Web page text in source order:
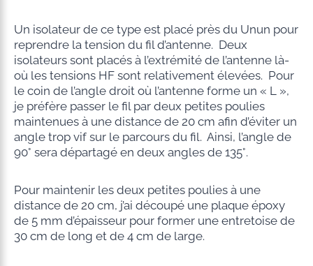
Un isolateur de ce type est placé près du Unun pour
reprendre la tension du fil d’antenne. Deux
isolateurs sont placés à l’extrémité de l’antenne là-
où les tensions HF sont relativement élevées. Pour
le coin de l’angle droit où l’antenne forme un « L »,
je préfère passer le fil par deux petites poulies
maintenues à une distance de 20 cm afin d’éviter un
angle trop vif sur le parcours du fil. Ainsi, l’angle de
90° sera départagé en deux angles de 135°.
Pour maintenir les deux petites poulies à une
distance de 20 cm, j’ai découpé une plaque époxy
de 5 mm d’épaisseur pour former une entretoise de
30 cm de long et de 4 cm de large.